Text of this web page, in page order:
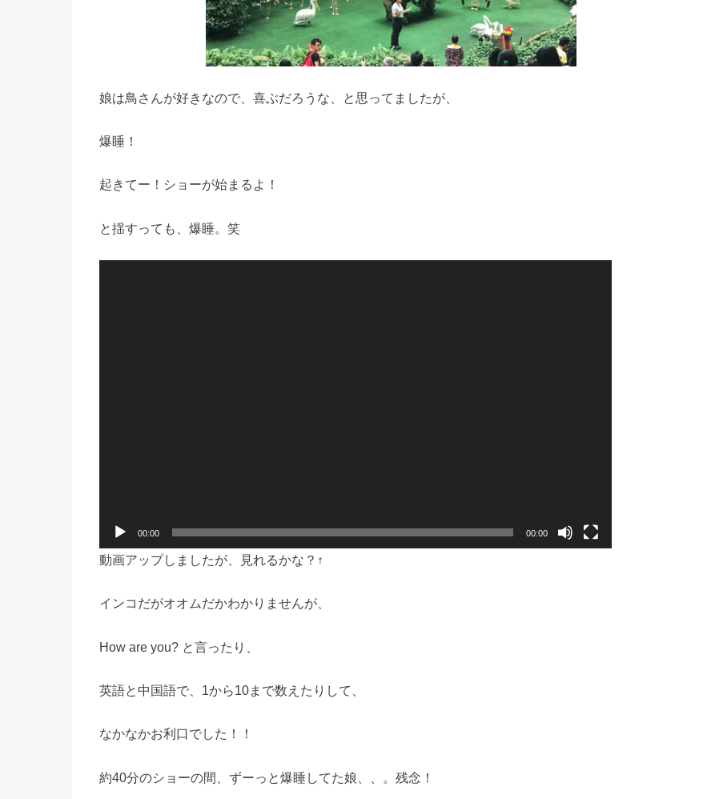
娘は鳥さんが好きなので、喜ぶだろうな、と思ってましたが、
爆睡！
起きてー！ショーが始まるよ！
と揺すっても、爆睡。笑
00:00 00:00
動画アップしましたが、見れるかな？↑
インコだがオオムだかわかりませんが、
How are you? と言ったり、
英語と中国語で、1から10まで数えたりして、
なかなかお利口でした！！
約40分のショーの間、ずーっと爆睡してた娘、、。残念！